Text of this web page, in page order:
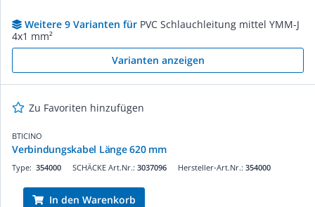
Weitere 9 Varianten für PVC Schlauchleitung mittel YMM-J
4x1 mm²
Varianten anzeigen
Zu Favoriten hinzufügen
BTICINO
Verbindungskabel Länge 620 mm
SCHÄCKE Art.Nr.: 3037096
Type: 354000 Hersteller-Art.Nr.: 354000
In den Warenkorb